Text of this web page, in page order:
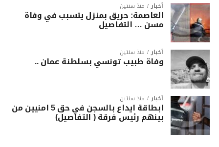
أخبار منذ سنتين
العاصمة: حريق بمنزل يتسبب في وفاة
مسن … التفاصيل
أخبار منذ سنتين
وفاة طبيب تونسي بسلطنة عمان ..
أخبار منذ سنتين
ابطاقة ايداع بالسجن في حق 5 امنيين من
بينهم رئيس فرقة ( التفاصيل)